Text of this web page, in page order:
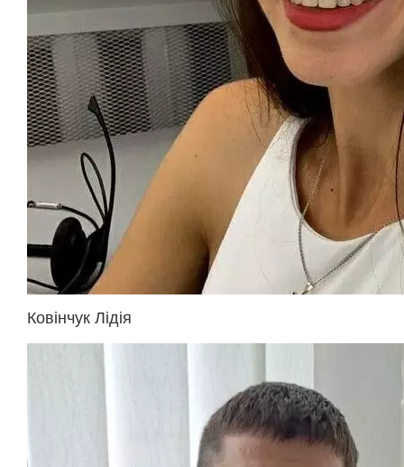
Ковінчук Лідія